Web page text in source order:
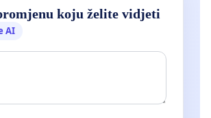
koju želite vidjeti
AI